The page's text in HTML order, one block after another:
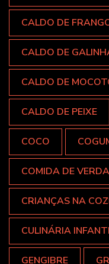
CALDO DE
CALDO DE
CALDO DE
CALDO DE PEIXE
COCO
COMIDA DE
CRIANÇAS NA
CULINÁRIA
GENGIBRE